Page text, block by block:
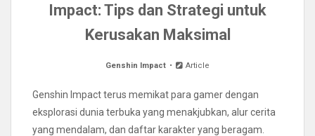
Impact: Tips dan Strategi untuk
Kerusakan Maksimal
Genshin Impact Article
Genshin Impact terus memikat para gamer dengan
eksplorasi dunia terbuka yang menakjubkan, alur cerita
yang mendalam, dan daftar karakter yang beragam.